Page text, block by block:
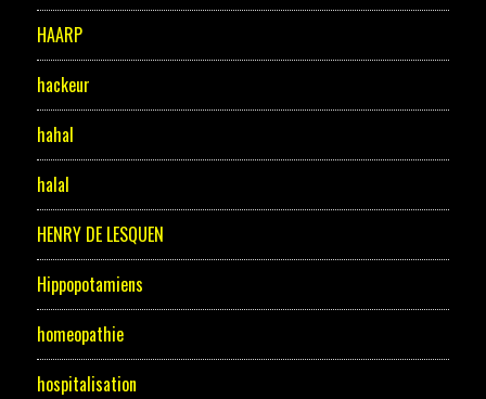
HAARP
hackeur
hahal
halal
HENRY DE LESQUEN
Hippopotamiens
homeopathie
hospitalisation